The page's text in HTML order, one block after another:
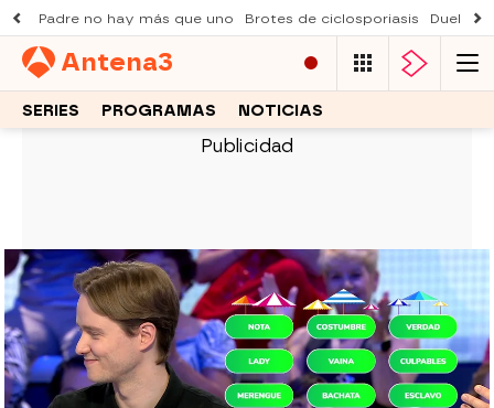
Padre no hay más que uno Brotes de ciclosporiasis Duelo
Antena3
SERIES PROGRAMAS NOTICIAS
PASAPALABRA
Manu arrasa en ¿Dónde están? y
deja sin palabras a Belinda
Washington